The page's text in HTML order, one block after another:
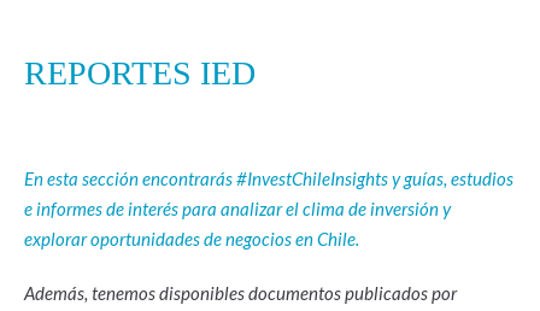
REPORTES IED
En esta sección encontrarás #InvestChileInsights y guías, estudios
e informes de interés para analizar el clima de inversión y
explorar oportunidades de negocios en Chile.
Además, tenemos disponibles documentos publicados por